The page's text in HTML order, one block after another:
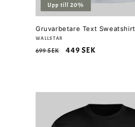
Upp till 20%
Gruvarbetare Text Sweatshirt
Säljare:
WALLSTAR
Ordinarie
699 SEK Försäljningspris
449 SEK